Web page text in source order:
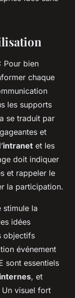
Pour bien
chaque
les supports
se traduit par
et
intranet et les
doit indiquer
et rappeler le
la participation.
stimule la
idées
objectifs
événement
sont essentiels
, et
visuel fort